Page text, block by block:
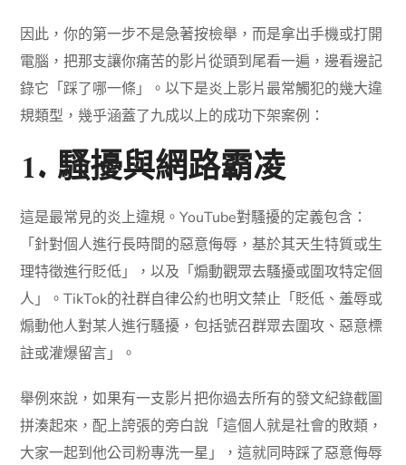
因此，你的第一步不是急著按檢舉，而是拿出手機或打開
電腦，把那支讓你痛苦的影片從頭到尾看一遍，邊看邊記
錄它「踩了哪一條」。以下是炎上影片最常觸犯的幾大違
規類型，幾乎涵蓋了九成以上的成功下架案例：
1. 騷擾與網路霸凌
這是最常見的炎上違規。YouTube對騷擾的定義包含：
「針對個人進行長時間的惡意侮辱，基於其天生特質或生
理特徵進行貶低」，以及「煽動觀眾去騷擾或圍攻特定個
人」。TikTok的社群自律公約也明文禁止「貶低、羞辱或
煽動他人對某人進行騷擾，包括號召群眾去圍攻、惡意標
註或灌爆留言」。
舉例來說，如果有一支影片把你過去所有的發文紀錄截圖
拼湊起來，配上誇張的旁白說「這個人就是社會的敗類，
大家一起到他公司粉專洗一星」，這就同時踩了惡意侮辱